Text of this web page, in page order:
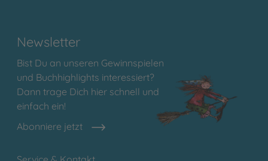
Newsletter
Bist Du an unseren Gewinnspielen
und Buchhighlights interessiert?
Dann trage Dich hier schnell und
einfach ein!
Abonniere jetzt